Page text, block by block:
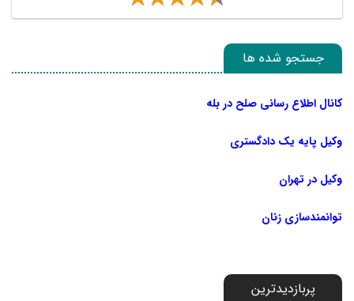
جستجو شده ها
کانال اطلاع رسانی صلح در بله
وکیل پایه یک دادگستری
وکیل در تهران
توانمندسازی زنان
پربازدیدترین